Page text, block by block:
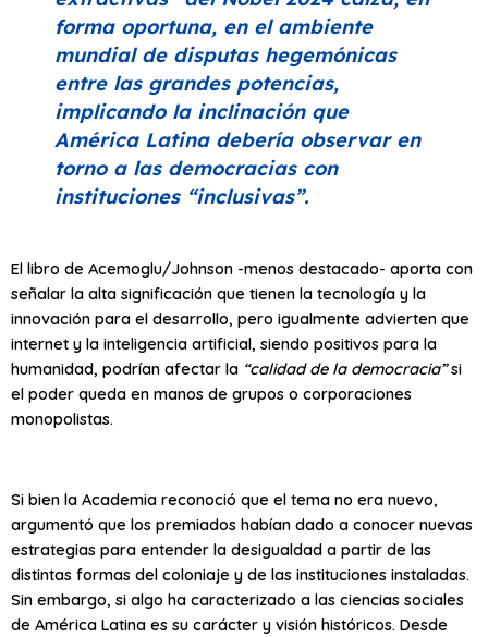
forma oportuna, en el ambiente
mundial de disputas hegemónicas
entre las grandes potencias,
implicando la inclinación que
América Latina debería observar en
torno a las democracias con
instituciones “inclusivas”.
El libro de Acemoglu/Johnson -menos destacado- aporta con
señalar la alta significación que tienen la tecnología y la
innovación para el desarrollo, pero igualmente advierten que
internet y la inteligencia artificial, siendo positivos para la
humanidad, podrían afectar la “calidad de la democracia”si
el poder queda en manos de grupos o corporaciones
monopolistas.
Si bien la Academia reconoció que el tema no era nuevo,
argumentó que los premiados habían dado a conocer nuevas
estrategias para entender la desigualdad a partir de las
distintas formas del coloniaje y de las instituciones instaladas.
Sin embargo, si algo ha caracterizado a las ciencias sociales
de América Latina es su carácter y visión históricos. Desde